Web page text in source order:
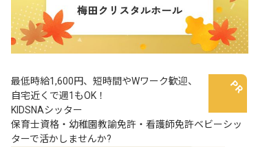
最低時給1,600円、短時間やWワーク歓迎、
自宅近くで週1もOK！
KIDSNAシッター
保育士資格・幼稚園教諭免許・看護師免許ベビーシッ
ターで活かしませんか?